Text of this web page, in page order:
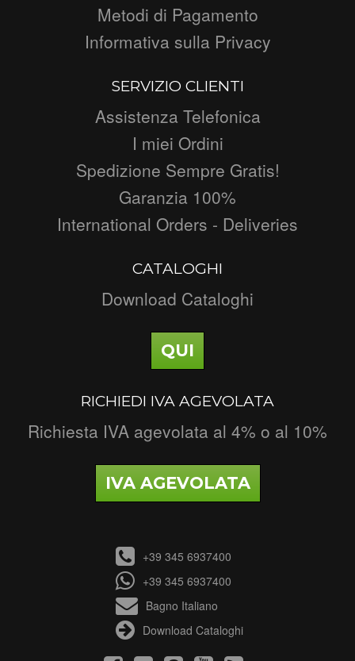
Metodi di Pagamento
Informativa sulla Privacy
SERVIZIO CLIENTI
Assistenza Telefonica
I miei Ordini
Spedizione Sempre Gratis!
Garanzia 100%
International Orders - Deliveries
CATALOGHI
Download Cataloghi
QUI
RICHIEDI IVA AGEVOLATA
Richiesta IVA agevolata al 4% o al 10%
IVA AGEVOLATA
+39 345 6937400
+39 345 6937400
Bagno Italiano
Download Cataloghi